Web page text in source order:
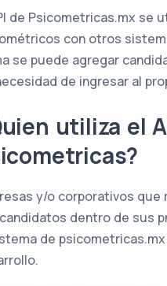
de Psicometricas.mx se
con otros
se puede agregar
de ingresar al
utiliza el
y/o corporativos
dentro de sus
de